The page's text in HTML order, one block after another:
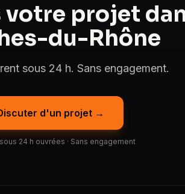
votre projet
du-Rhône
sous 24 h. Sans engagement.
d'un projet →
24 h ouvrées · Sans engagement